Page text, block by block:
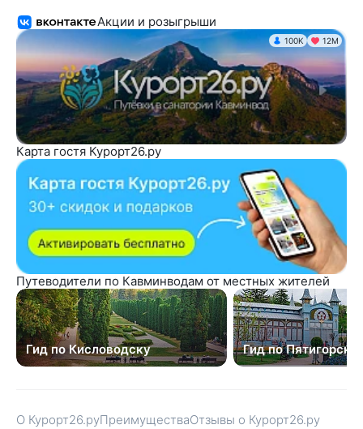
Акции и розыгрыши
100K 12М
Карта гостя Курорт26.ру
Путеводители по Кавминводам от местных жителей
Гид по Кисловодску Гид по Пятигорску
О Курорт26.руПреимуществаОтзывы о Курорт26.ру